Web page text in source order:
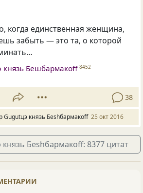
когда единственная женщина,
забыть — это та, о которой
князь Бешбармакоff 8452
38
Gugutцэ князь Беshбармакоff 25 окт 2016
Беshбармакоff: 8377 цитат